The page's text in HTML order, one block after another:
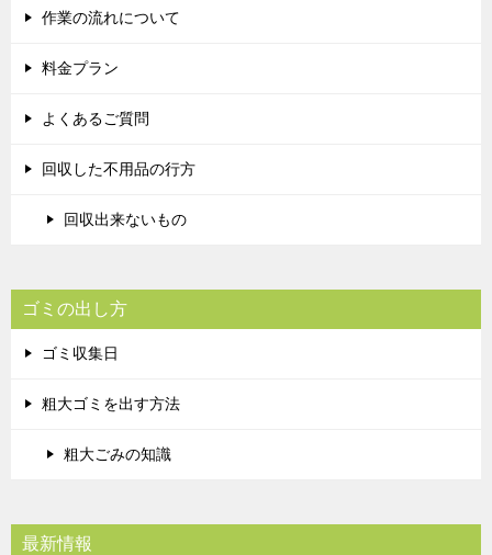
作業の流れについて
料金プラン
よくあるご質問
回収した不用品の行方
回収出来ないもの
ゴミの出し方
ゴミ収集日
粗大ゴミを出す方法
粗大ごみの知識
最新情報